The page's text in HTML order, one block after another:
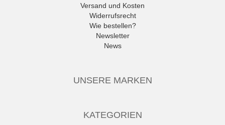
Versand und Kosten
Widerrufsrecht
Wie bestellen?
Newsletter
News
UNSERE MARKEN
KATEGORIEN